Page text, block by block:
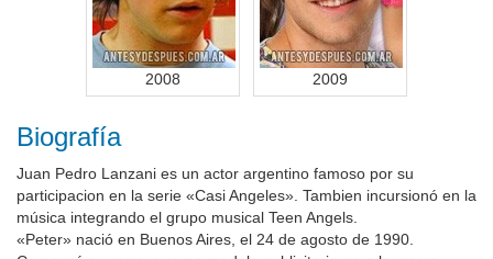
2008 2009
Biografía
Juan Pedro Lanzani es un actor argentino famoso por su
participacion en la serie «Casi Angeles». Tambien incursionó en la
música integrando el grupo musical Teen Angels.
«Peter» nació en Buenos Aires, el 24 de agosto de 1990.